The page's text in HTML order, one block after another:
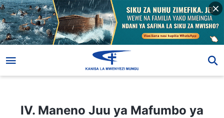
IV. Maneno Juu ya Mafumbo ya Kupata Mwili
IV. Maneno Juu ya Mafumbo ya